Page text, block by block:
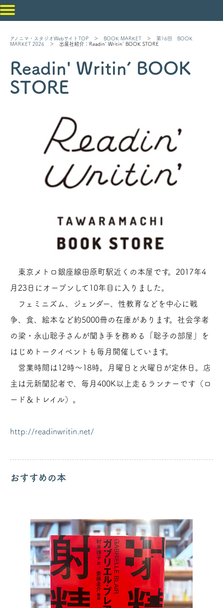
アノニマ・スタジオWebサイトTOP ＞ BOOK MARKET ＞ 第16回 BOOK
MARKET 2026 ＞ 出展社紹介：Readin' Writin’ BOOK STORE
Readin' Writin’ BOOK
STORE
東京メトロ銀座線田原町駅近くの本屋です。2017年4
月23日にオープンして10年目に入りました。
フェミニズム、ジェンダー、性教育などを中心に戦
争、食、絵本など約5000冊の在庫があります。社会学者
の梁・永山聡子さんが聞き手を務める「聡子の部屋」を
はじめトークイベントも毎月開催しています。
営業時間は12時～18時。月曜日と火曜日が定休日。店
主は元新聞記者で、毎月400K以上走るランナーです（ロ
ード＆トレイル）。
http://readinwritin.net/
おすすめの本